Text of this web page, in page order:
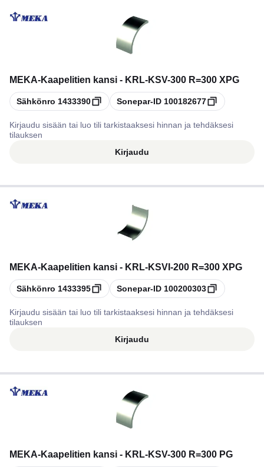
MEKA-Kaapelitien kansi - KRL-KSV-300 R=300 XPG
Kopioi
Sähkönro 1433390 Kopioi
Sonepar-ID 100182677
Kirjaudu sisään tai luo tili tarkistaaksesi hinnan ja tehdäksesi
tilauksen
Kirjaudu
MEKA-Kaapelitien kansi - KRL-KSVI-200 R=300 XPG
Kopioi
Sähkönro 1433395 Kopioi
Sonepar-ID 100200303
Kirjaudu sisään tai luo tili tarkistaaksesi hinnan ja tehdäksesi
tilauksen
Kirjaudu
MEKA-Kaapelitien kansi - KRL-KSV-300 R=300 PG